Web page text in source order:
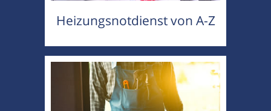
Heizungsnotdienst von A-Z